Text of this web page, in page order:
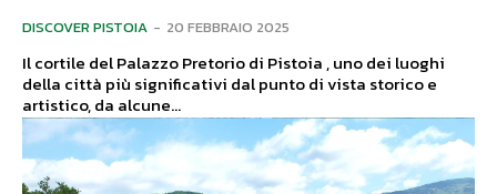
DISCOVER PISTOIA - 20 FEBBRAIO 2025
Il cortile del Palazzo Pretorio di Pistoia , uno dei luoghi
della città più significativi dal punto di vista storico e
artistico, da alcune...